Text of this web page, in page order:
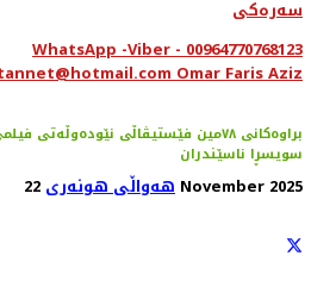
سەرەکی
WhatsApp -Viber - 00964770768123
Omar Faris Aziz
براوه‌کانی ٧٨مین فێستیڤاڵی نێوده‌وڵه‌تی
سویسڕا ناسێندران
هەواڵی هونەری 22 November 2025